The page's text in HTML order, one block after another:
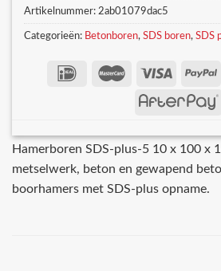
Artikelnummer: 2ab01079dac5
Categorieën: Betonboren, SDS boren, SDS
Hamerboren SDS-plus-5 10 x 100 x
metselwerk, beton en gewapend
boorhamers met SDS-plus opname.